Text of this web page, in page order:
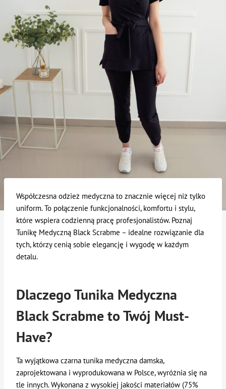
Współczesna odzież medyczna to znacznie więcej niż tylko
uniform. To połączenie funkcjonalności, komfortu i stylu,
które wspiera codzienną pracę profesjonalistów. Poznaj
Tunikę Medyczną Black Scrabme – idealne rozwiązanie dla
tych, którzy cenią sobie elegancję i wygodę w każdym
detalu.
Dlaczego Tunika Medyczna
Black Scrabme to Twój Must-
Have?
Ta wyjątkowa czarna tunika medyczna damska,
zaprojektowana i wyprodukowana w Polsce, wyróżnia się na
tle innych. Wykonana z wysokiej jakości materiałów (75%